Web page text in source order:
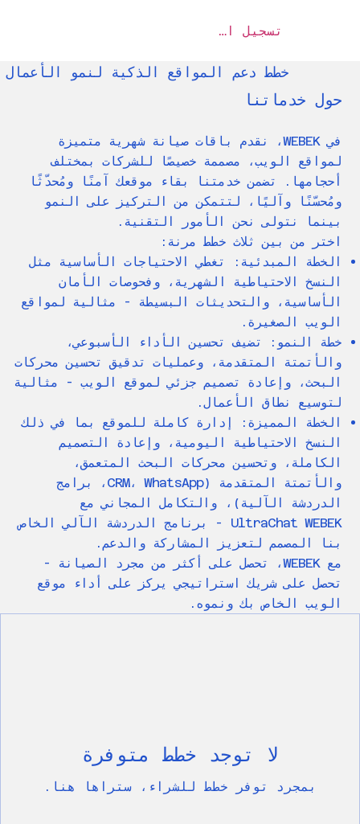
تسجيل الدخول
خطط دعم المواقع الذكية لنمو الأعمال
حول خدماتنا
في WEBEK، نقدم باقات صيانة شهرية متميزة
لمواقع الويب، مصممة خصيصًا للشركات بمختلف
أحجامها. تضمن خدمتنا بقاء موقعك آمنًا ومُحدّثًا
ومُحسّنًا وآليًا، لتتمكن من التركيز على النمو
بينما نتولى نحن الأمور التقنية.
اختر من بين ثلاث خطط مرنة:
الخطة المبدئية: تغطي الاحتياجات الأساسية مثل
النسخ الاحتياطية الشهرية، وفحوصات الأمان
الأساسية، والتحديثات البسيطة - مثالية لمواقع
الويب الصغيرة.
خطة النمو: تضيف تحسين الأداء الأسبوعي،
والأتمتة المتقدمة، وعمليات تدقيق تحسين محركات
البحث، وإعادة تصميم جزئي لموقع الويب - مثالية
لتوسيع نطاق الأعمال.
الخطة المميزة: إدارة كاملة للموقع بما في ذلك
النسخ الاحتياطية اليومية، وإعادة التصميم
الكاملة، وتحسين محركات البحث المتعمق،
والأتمتة المتقدمة (CRM، WhatsApp، برامج
الدردشة الآلية)، والتكامل المجاني مع
UltraChat WEBEK - برنامج الدردشة الآلي الخاص
بنا المصمم لتعزيز المشاركة والدعم.
مع WEBEK، تحصل على أكثر من مجرد الصيانة -
تحصل على شريك استراتيجي يركز على أداء موقع
الويب الخاص بك ونموه.
لا توجد خطط متوفرة
بمجرد توفر خطط للشراء، ستراها هنا.